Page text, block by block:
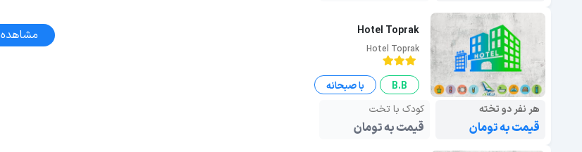
Hotel Toprak
Hotel Toprak
مشاهده
B.B
با صبحانه
هر نفر دو تخته
قیمت به تومان
کودک با تخت
قیمت به تومان